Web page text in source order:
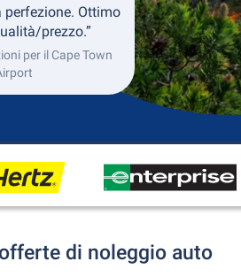
Ottimo
prezzo.”
per il Cape Town
di noleggio auto